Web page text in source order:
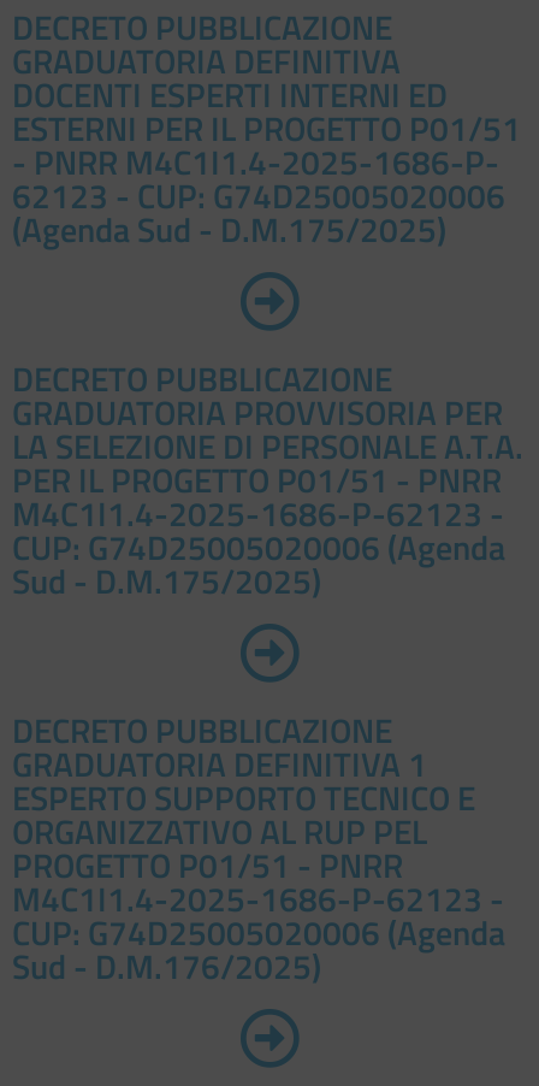
DECRETO PUBBLICAZIONE
GRADUATORIA DEFINITIVA
DOCENTI ESPERTI INTERNI ED
ESTERNI PER IL PROGETTO P01/51
- PNRR M4C1I1.4-2025-1686-P-
62123 - CUP: G74D25005020006
(Agenda Sud - D.M.175/2025)
DECRETO PUBBLICAZIONE
GRADUATORIA PROVVISORIA PER
LA SELEZIONE DI PERSONALE A.T.A.
PER IL PROGETTO P01/51 - PNRR
M4C1I1.4-2025-1686-P-62123 -
CUP: G74D25005020006 (Agenda
Sud - D.M.175/2025)
DECRETO PUBBLICAZIONE
GRADUATORIA DEFINITIVA 1
ESPERTO SUPPORTO TECNICO E
ORGANIZZATIVO AL RUP PEL
PROGETTO P01/51 - PNRR
M4C1I1.4-2025-1686-P-62123 -
CUP: G74D25005020006 (Agenda
Sud - D.M.176/2025)